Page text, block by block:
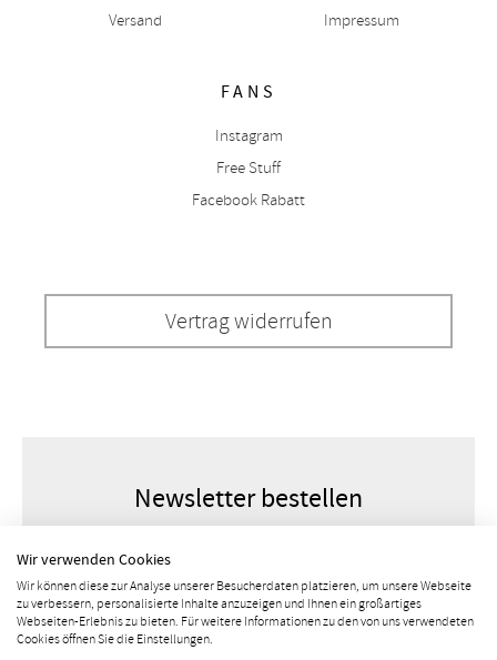
Versand
Impressum
FANS
Instagram
Free Stuff
Facebook Rabatt
Vertrag widerrufen
Newsletter bestellen
Wir verwenden Cookies
Wir können diese zur Analyse unserer Besucherdaten platzieren, um unsere Webseite
zu verbessern, personalisierte Inhalte anzuzeigen und Ihnen ein großartiges
Webseiten-Erlebnis zu bieten. Für weitere Informationen zu den von uns verwendeten
Cookies öffnen Sie die Einstellungen.